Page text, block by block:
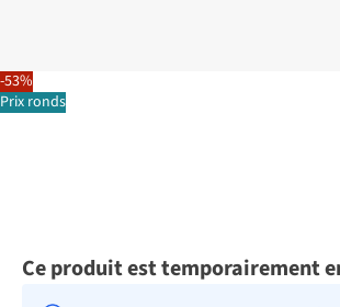
-53%
Prix ronds
Ce produit est temporairement